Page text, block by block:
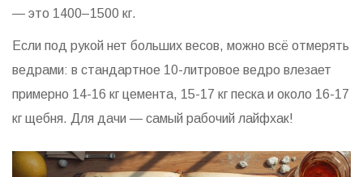
— это 1400–1500 кг.
Если под рукой нет больших весов, можно всё отмерять
ведрами: в стандартное 10-литровое ведро влезает
примерно 14-16 кг цемента, 15-17 кг песка и около 16-17
кг щебня. Для дачи — самый рабочий лайфхак!